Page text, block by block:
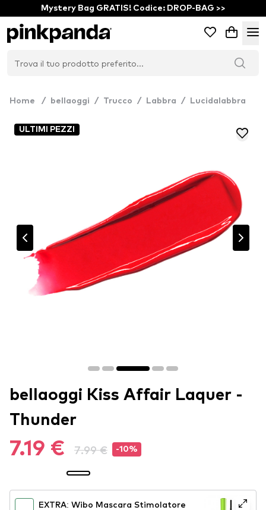
Mystery Bag GRATIS! Codice: DROP-BAG >>
Home / bellaoggi / Trucco / Labbra / Lucidalabbra
ULTIMI PEZZI
bellaoggi Kiss Affair Laquer -
Thunder
7.19 € 7.99 € -10%
EXTRA: Wibo Mascara Stimolatore